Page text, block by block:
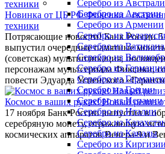
Серебро из
Серебро из Австрии
Серебро из Армении
Серебро из
Серебро из Ватикана
Серебро из
Серебро из Германии
Серебро из
Серебро из Греции
Серебро из Испании
Серебро из Италии
Серебро из
Серебро из Канады
Серебро из Киргизии
Новинка от ЦБ РФ Фиксики -
техники
Потрясающие новости! Банк России 5
выпустил очередные памятные
(советская) мультипликация,
персонажам мультсериала Фиксики,
повести Эдуарда Успенского
Космос в ваших руках! Новый релиз
17 ноября Банк России выпустил в
серебряную монету, отражающую
космических аппаратов Венера-9 и